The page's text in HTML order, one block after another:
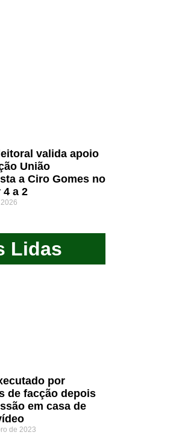
valida apoio
União
a Ciro Gomes no
4 a 2
Lidas
por
de facção depois
em casa de
de 2023